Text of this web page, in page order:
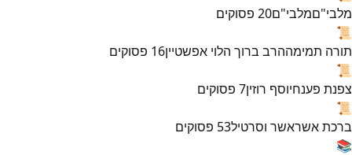
מלבי"םמלבי"ם20 פסוקים
📜
תורה תמימההרב ברוך הלוי אפשטיין16 פסוקים
📜
צפנת פענחיוסף רוזין7 פסוקים
📜
ברכת אשראשר וסרטיל53 פסוקים
📚